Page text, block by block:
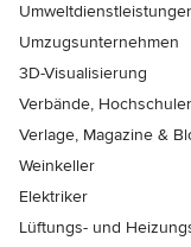
Umzugsunternehmen
3D-Visualisierung
Verbände,
Verlage, Magazine &
Weinkeller
Elektriker
Lüftungs- und